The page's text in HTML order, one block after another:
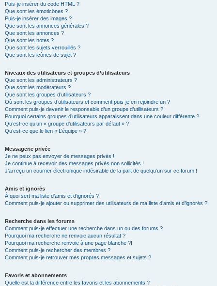
Puis-je insérer du code HTML ?
Que sont les émoticônes ?
Puis-je insérer des images ?
Que sont les annonces générales ?
Que sont les annonces ?
Que sont les notes ?
Que sont les sujets verrouillés ?
Que sont les icônes de sujet ?
Niveaux des utilisateurs et groupes d’utilisateurs
Que sont les administrateurs ?
Que sont les modérateurs ?
Que sont les groupes d’utilisateurs ?
Où sont les groupes d’utilisateurs et comment puis-je en rejoindre un ?
Comment puis-je devenir le responsable d’un groupe d’utilisateurs ?
Pourquoi certains groupes d’utilisateurs apparaissent dans une couleur différente ?
Qu’est-ce qu’un « groupe d’utilisateurs par défaut » ?
Qu’est-ce que le lien « L’équipe » ?
Messagerie privée
Je ne peux pas envoyer de messages privés !
Je continue à recevoir des messages privés non sollicités !
J’ai reçu un courrier électronique indésirable de la part de quelqu’un sur ce forum !
Amis et ignorés
À quoi sert ma liste d’amis et d’ignorés ?
Comment puis-je ajouter ou supprimer des utilisateurs de ma liste d’amis et d’ignorés ?
Recherche dans les forums
Comment puis-je effectuer une recherche dans un ou des forums ?
Pourquoi ma recherche ne renvoie aucun résultat ?
Pourquoi ma recherche renvoie à une page blanche ?!
Comment puis-je rechercher des membres ?
Comment puis-je retrouver mes propres messages et sujets ?
Favoris et abonnements
Quelle est la différence entre les favoris et les abonnements ?